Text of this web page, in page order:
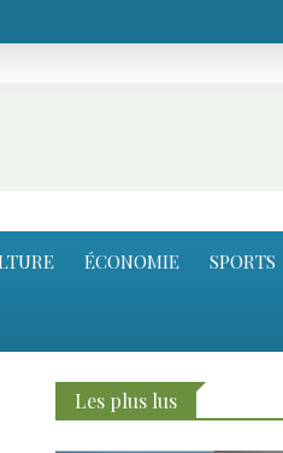
ÉCONOMIE SPORTS
Les plus lus